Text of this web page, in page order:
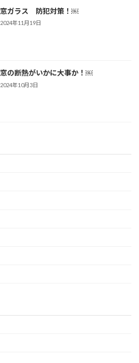
窓ガラス 防犯対策！￼
2024年11月19日
窓の断熱がいかに大事か！￼
2024年10月3日